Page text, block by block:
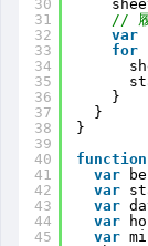
30
31
32
33
34
35
36
37
38
39
40
41
42
43
44
45
// 履
var
for
}
}
}
function
var
var
var
var
var